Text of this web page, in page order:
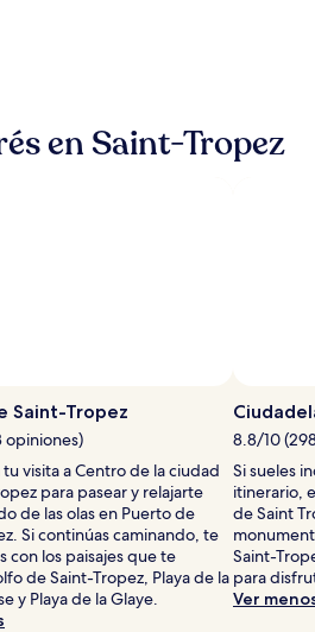
en Saint-Tropez
Saint-Tropez
opiniones)
visita a Centro de la ciudad
para pasear y relajarte
de las olas en Puerto de
Si continúas caminando, te
con los paisajes que te
de Saint-Tropez, Playa de la
y Playa de la Glaye.
8.8/10
Si sueles
itinerario,
de Saint
Saint-
para
Ver